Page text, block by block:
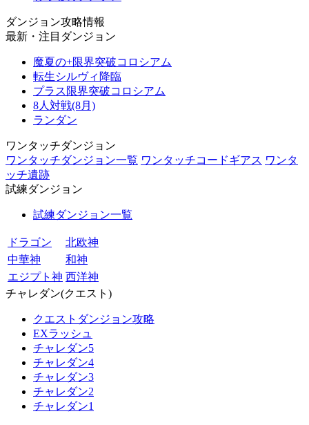
ダンジョン攻略情報
最新・注目ダンジョン
魔夏の+限界突破コロシアム
転生シルヴィ降臨
プラス限界突破コロシアム
8人対戦(8月)
ランダン
ワンタッチダンジョン
ワンタッチダンジョン一覧 ワンタッチコードギアス ワンタ
ッチ遺跡
試練ダンジョン
試練ダンジョン一覧
ドラゴン
北欧神
中華神
和神
エジプト神 西洋神
チャレダン(クエスト)
クエストダンジョン攻略
EXラッシュ
チャレダン5
チャレダン4
チャレダン3
チャレダン2
チャレダン1